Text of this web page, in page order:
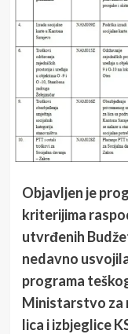
Objavljen je
kriterijima
utvrđenih
nedavno
programa
Ministarstvo za
lica i izbjeglice